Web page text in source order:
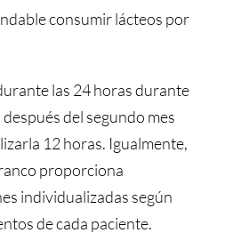
consumir lácteos por
las 24 horas durante
del segundo mes
12 horas. Igualmente,
proporciona
individualizadas según
de cada paciente.